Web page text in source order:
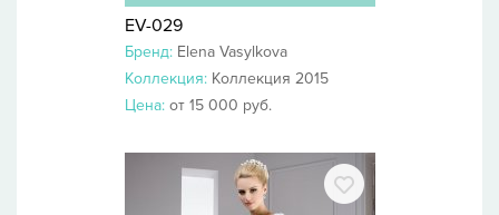
EV-029
Бренд: Elena Vasylkova
Коллекция: Коллекция 2015
Цена: от 15 000 руб.